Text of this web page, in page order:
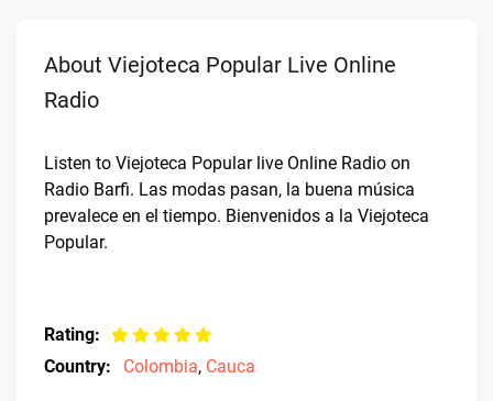
About Viejoteca Popular Live Online
Radio
Listen to Viejoteca Popular live Online Radio on
Radio Barfi. Las modas pasan, la buena música
prevalece en el tiempo. Bienvenidos a la Viejoteca
Popular.
Rating:
Country:
Colombia, Cauca